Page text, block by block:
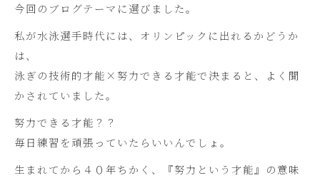
今回のブログテーマに選びました。
私が水泳選手時代には、オリンピックに出れるかどうか
は、
泳ぎの技術的才能×努力できる才能で決まると、よく聞
かされていました。
努力できる才能？？
毎日練習を頑張っていたらいいんでしょ。
生まれてから４０年ちかく、『努力という才能』の意味